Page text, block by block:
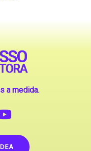
a medida.